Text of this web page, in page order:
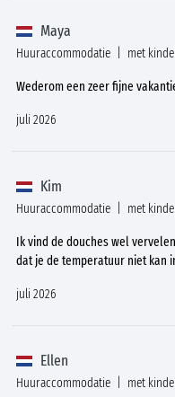
Maya
Huuraccommodatie met
Wederom een zeer fijne
juli 2026
Kim
Huuraccommodatie met
Ik vind de douches wel
dat je de temperatuur niet kan
juli 2026
Ellen
Huuraccommodatie met